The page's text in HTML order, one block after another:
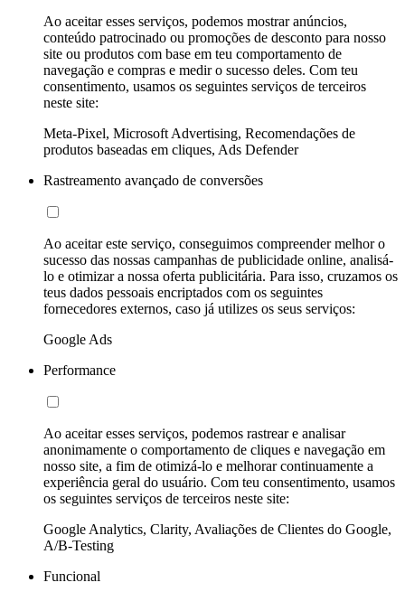
Ao aceitar esses serviços, podemos mostrar anúncios,
conteúdo patrocinado ou promoções de desconto para nosso
site ou produtos com base em teu comportamento de
navegação e compras e medir o sucesso deles. Com teu
consentimento, usamos os seguintes serviços de terceiros
neste site:
Meta-Pixel, Microsoft Advertising, Recomendações de
produtos baseadas em cliques, Ads Defender
Rastreamento avançado de conversões
Ao aceitar este serviço, conseguimos compreender melhor o
sucesso das nossas campanhas de publicidade online, analisá-
lo e otimizar a nossa oferta publicitária. Para isso, cruzamos os
teus dados pessoais encriptados com os seguintes
fornecedores externos, caso já utilizes os seus serviços:
Google Ads
Performance
Ao aceitar esses serviços, podemos rastrear e analisar
anonimamente o comportamento de cliques e navegação em
nosso site, a fim de otimizá-lo e melhorar continuamente a
experiência geral do usuário. Com teu consentimento, usamos
os seguintes serviços de terceiros neste site:
Google Analytics, Clarity, Avaliações de Clientes do Google,
A/B-Testing
Funcional